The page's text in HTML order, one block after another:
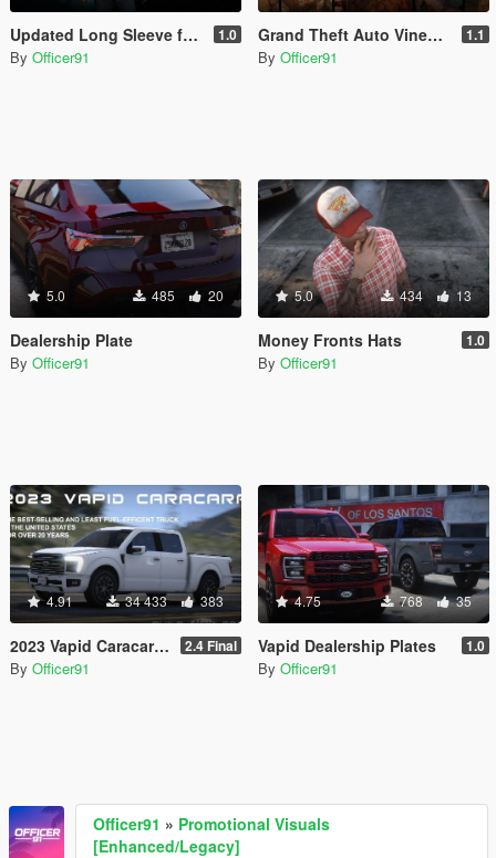
Updated Long Sleeve for MP Male 1.0
By Officer91
Grand Theft Auto Vinewood Zombie [Addon | MP Male\Female] 1.1
By Officer91
5.0 485 20
Dealership Plate
By Officer91
5.0 434 13
Money Fronts Hats 1.0
By Officer91
4.91 34 433 383
2023 Vapid Caracara [Add-On | LODs | Tuning | Liveries] 2.4 Final
By Officer91
4.75 768 35
Vapid Dealership Plates 1.0
By Officer91
Officer91 » Promotional Visuals
[Enhanced/Legacy]